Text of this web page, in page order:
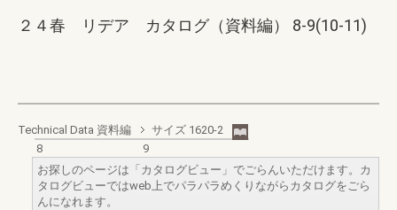
２４春 リデア カタログ（資料編） 8-9(10-11)
Technical Data 資料編
サイズ 1620-2
8
9
お探しのページは「カタログビュー」でごらんいただけます。カ
タログビューではweb上でパラパラめくりながらカタログをごら
んになれます。